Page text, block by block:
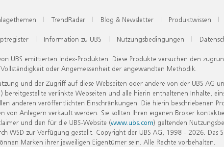
| TrendRadar | Blog & Newsletter | Produktwissen |
| Information zu UBS | Nutzungsbedingungen |
UBS emittierten Index-Produkten. Diese Produkte versuchen den
oder Angemessenheit der angewandten Methodik.
und der Zugriff auf diese Webseiten oder andere von der UBS AG
verlinkte Webseiten und alle hierin enthaltenen Inhalte,
anderen veröffentlichten Einschränkungen. Die hierin beschriebenen
Anlegern verkauft werden. Sie sollten Ihren eigenen Broker
und den für die UBS-Website (www.ubs.com) geltenden
zur Verfügung gestellt. Copyright der UBS AG, 1998 - 2026. Das
Marken ihrer jeweiligen Eigentümer sein. Alle Rechte vorbehalten.